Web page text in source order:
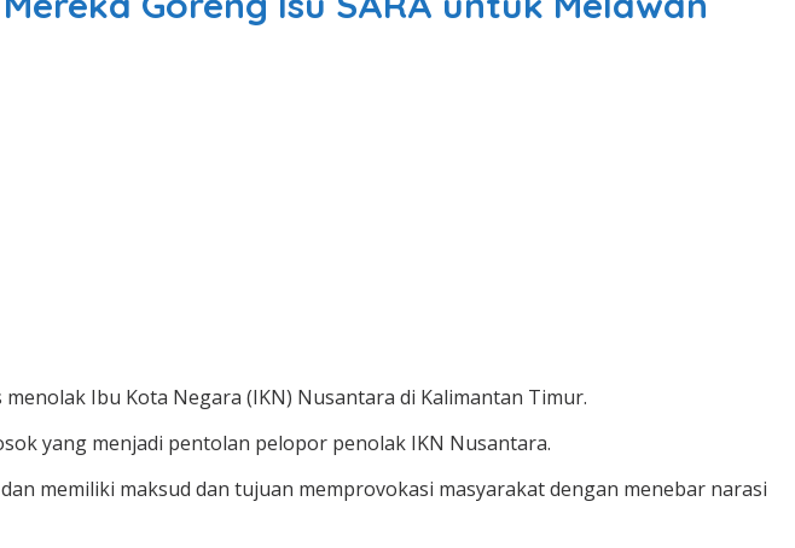
Ibu Kota Negara (IKN) Nusantara di Kalimantan Timur.
yang menjadi pentolan pelopor penolak IKN Nusantara.
memiliki maksud dan tujuan memprovokasi masyarakat dengan menebar narasi